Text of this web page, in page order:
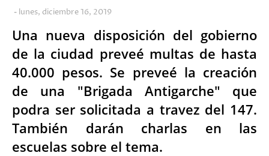
lunes, diciembre 16, 2019
Una nueva disposición del gobierno
de la ciudad preveé multas de hasta
40.000 pesos. Se preveé la creación
de una "Brigada Antigarche" que
podra ser solicitada a travez del 147.
También darán charlas en las
escuelas sobre el tema.